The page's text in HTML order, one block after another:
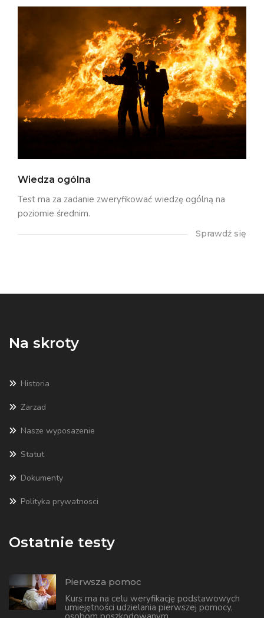
Wiedza ogólna
Test ma za zadanie zweryfikować wiedzę ogólną na
poziomie średnim.
Sprawdź się
Na skroty
Historia
Zarzad
Nasze wyposazenie
Statut
Dokumenty
Polityka prywatnosci
Ostatnie testy
Pierwsza pomoc
Kurs ma na celu weryfikację podstawowych
umiejętności udzielania pierwszej pomocy,